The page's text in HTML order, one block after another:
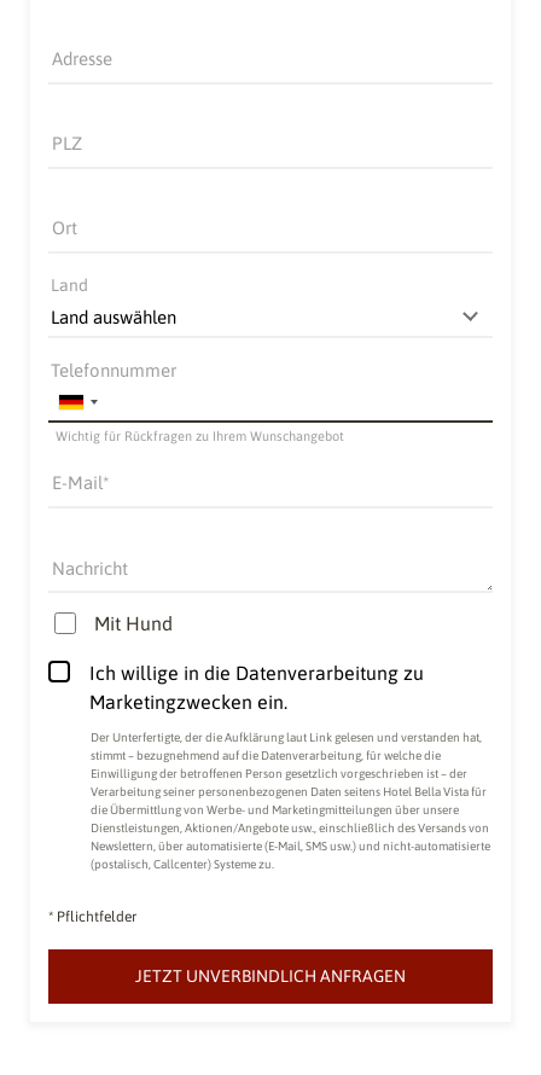
Adresse
PLZ
Ort
Land
Wichtig für Rückfragen zu Ihrem Wunschangebot
Telefonnummer
E-Mail
Nachricht
Mit Hund
Ich willige in die Datenverarbeitung zu
Marketingzwecken ein.
Der Unterfertigte, der dieAufklärung laut Linkgelesen und verstanden hat,
stimmt – bezugnehmend auf die Datenverarbeitung, für welche die
Einwilligung der betroffenen Person gesetzlich vorgeschrieben ist – der
Verarbeitung seiner personenbezogenen Daten seitens Hotel Bella Vista für
die Übermittlung von Werbe- und Marketingmitteilungen über unsere
Dienstleistungen, Aktionen/Angebote usw., einschließlich des Versands von
Newslettern, über automatisierte (E-Mail, SMS usw.) und nicht-automatisierte
(postalisch, Callcenter) Systeme zu.
* Pflichtfelder
JETZT UNVERBINDLICH ANFRAGEN